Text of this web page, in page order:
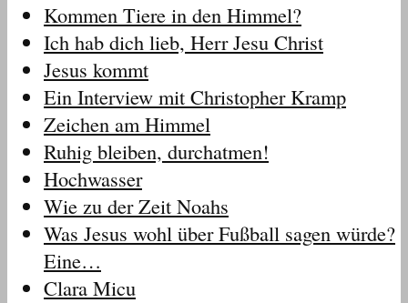
Kommen Tiere in den Himmel?
Ich hab dich lieb, Herr Jesu Christ
Jesus kommt
Ein Interview mit Christopher Kramp
Zeichen am Himmel
Ruhig bleiben, durchatmen!
Hochwasser
Wie zu der Zeit Noahs
Was Jesus wohl über Fußball sagen würde?
Eine…
Clara Micu